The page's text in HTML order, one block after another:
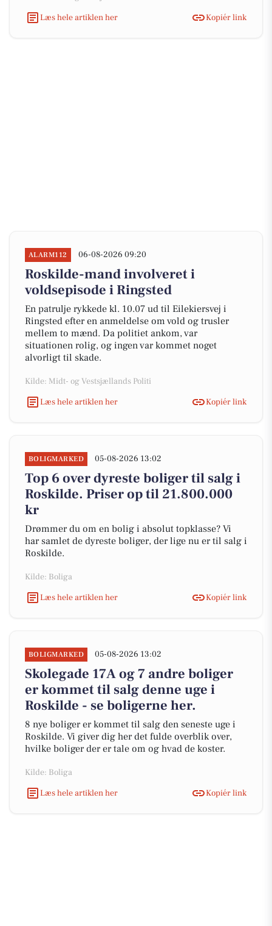
Læs hele artiklen her
Kopiér link
ALARM112 06-08-2026 09:20
Roskilde-mand involveret i
voldsepisode i Ringsted
En patrulje rykkede kl. 10.07 ud til Eilekiersvej i
Ringsted efter en anmeldelse om vold og trusler
mellem to mænd. Da politiet ankom, var
situationen rolig, og ingen var kommet noget
alvorligt til skade.
Kilde: Midt- og Vestsjællands Politi
Læs hele artiklen her
Kopiér link
BOLIGMARKED 05-08-2026 13:02
Top 6 over dyreste boliger til salg i
Roskilde. Priser op til 21.800.000
kr
Drømmer du om en bolig i absolut topklasse? Vi
har samlet de dyreste boliger, der lige nu er til salg i
Roskilde.
Kilde: Boliga
Læs hele artiklen her
Kopiér link
BOLIGMARKED 05-08-2026 13:02
Skolegade 17A og 7 andre boliger
er kommet til salg denne uge i
Roskilde - se boligerne her.
8 nye boliger er kommet til salg den seneste uge i
Roskilde. Vi giver dig her det fulde overblik over,
hvilke boliger der er tale om og hvad de koster.
Kilde: Boliga
Læs hele artiklen her
Kopiér link